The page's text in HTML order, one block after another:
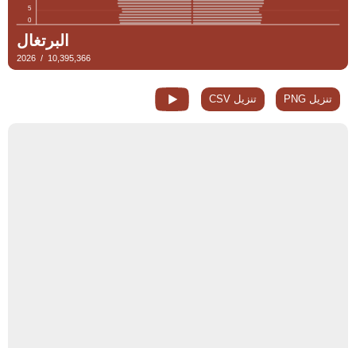
تنزيل PNG تنزيل CSV